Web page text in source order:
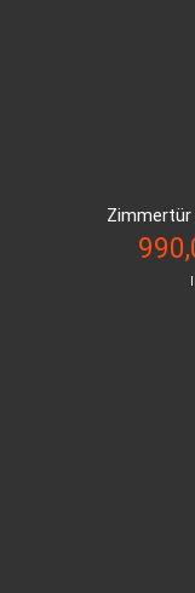
Zimmertür